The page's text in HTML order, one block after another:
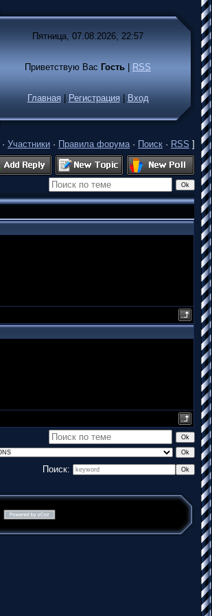
Пятница, 07.08.2026, 22:57
Приветствую Вас Гость RSS
Главная Регистрация Вход
· Участники · Правила форума· Поиск · RSS ]
Поиск: